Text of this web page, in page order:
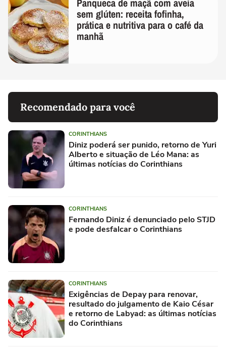
Panqueca de maçã com aveia
sem glúten: receita fofinha,
prática e nutritiva para o café da
manhã
Recomendado para você
CORINTHIANS
Diniz poderá ser punido, retorno de Yuri
Alberto e situação de Léo Mana: as
últimas notícias do Corinthians
CORINTHIANS
Fernando Diniz é denunciado pelo STJD
e pode desfalcar o Corinthians
CORINTHIANS
Exigências de Depay para renovar,
resultado do julgamento de Kaio César
e retorno de Labyad: as últimas notícias
do Corinthians